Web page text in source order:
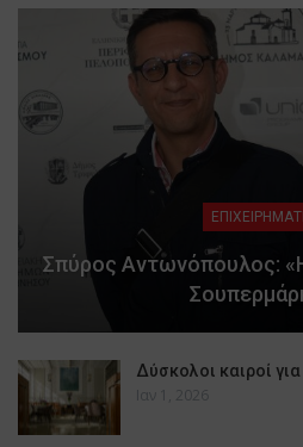
Σπύρος Αντωνόπουλος:
Δύσκολοι καιροί
Ιαν 1, 2026